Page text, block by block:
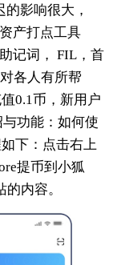
影响很大，
产打点工具
记词， FIL，首
各人有所帮
0.1币，新用户
功能：如何使
下：点击右上
提币到小狐
内容。